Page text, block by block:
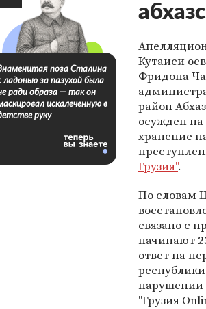
Кутаиси
Фридона
район
осужден
хранение
Грузия".
По словам
связано с
начинают
ответ на
нарушении
"Грузия
поза Сталина
ладонью за пазухой была
ради образа — так он
искалеченную в
руку